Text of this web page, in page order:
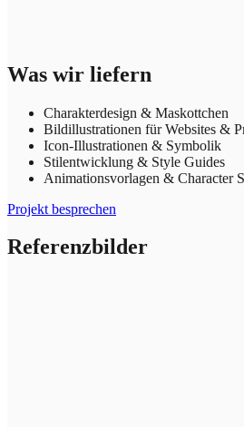
Was wir liefern
Charakterdesign & Maskottchen
Bildillustrationen für Websites &
Icon-Illustrationen & Symbolik
Stilentwicklung & Style Guides
Animationsvorlagen & Character
Projekt besprechen
Referenzbilder